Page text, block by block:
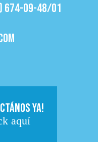
674-09-48/01
YA!
aquí